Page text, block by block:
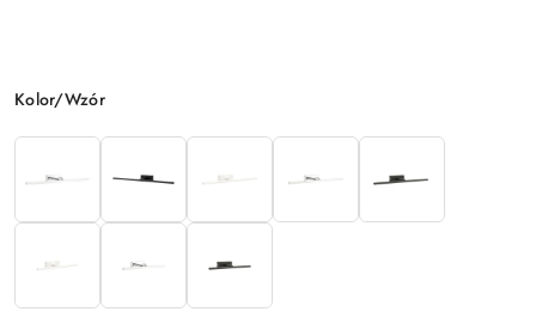
Wariant
Kolor/Wzór